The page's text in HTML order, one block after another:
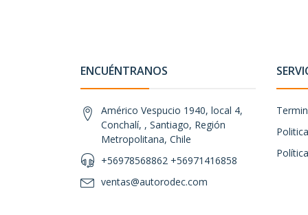
ENCUÉNTRANOS
Américo Vespucio 1940, local 4,
Conchalí, , Santiago, Región
Metropolitana, Chile
+56978568862 +56971416858
ventas@autorodec.com